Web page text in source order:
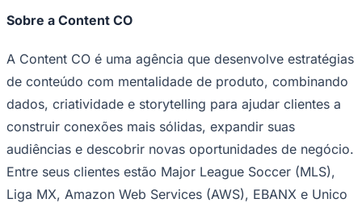
Sobre a Content CO
A Content CO é uma agência que desenvolve estratégias
de conteúdo com mentalidade de produto, combinando
dados, criatividade e storytelling para ajudar clientes a
construir conexões mais sólidas, expandir suas
audiências e descobrir novas oportunidades de negócio.
Entre seus clientes estão Major League Soccer (MLS),
Liga MX, Amazon Web Services (AWS), EBANX e Unico